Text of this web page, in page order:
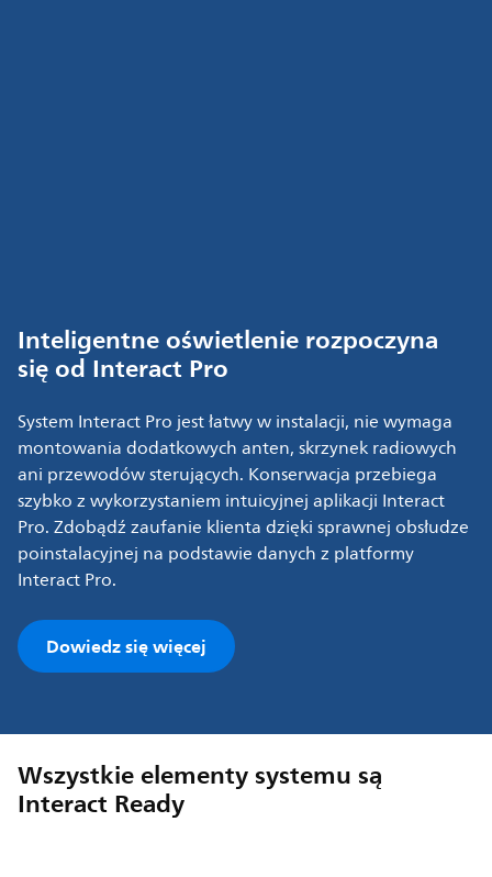
Inteligentne oświetlenie rozpoczyna
się od Interact Pro
System Interact Pro jest łatwy w instalacji, nie wymaga
montowania dodatkowych anten, skrzynek radiowych
ani przewodów sterujących. Konserwacja przebiega
szybko z wykorzystaniem intuicyjnej aplikacji Interact
Pro. Zdobądź zaufanie klienta dzięki sprawnej obsłudze
poinstalacyjnej na podstawie danych z platformy
Interact Pro.
Dowiedz się więcej
Wszystkie elementy systemu są
Interact Ready